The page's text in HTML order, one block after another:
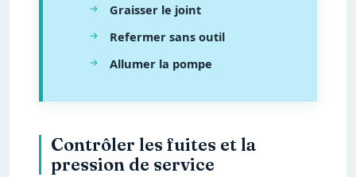
Graisser le joint
Refermer sans outil
Allumer la pompe
Contrôler les fuites et la
pression de service